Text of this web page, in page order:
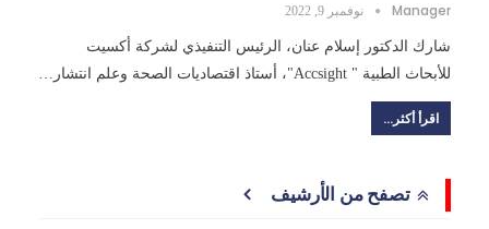
Manager نوفمبر 9, 2022
شارك الدكتور إسلام عنان، الرئيس التنفيذي لشركة أكسيت
للأبحاث الطبية " Accsight"، أستاذ اقتصاديات الصحة وعلم انتشار…
اقرأ أكثر...
تصفح من الأرشيف